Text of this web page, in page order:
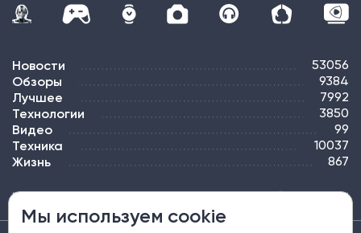
Новости 53056
Обзоры 9384
Лучшее 7992
Технологии 3850
Видео 99
Техника 10037
Жизнь 867
ПОДПИСКА РЕКЛАМА КОНТАКТЫ КАРТА САЙТА ТЭГИ
Мы используем cookie